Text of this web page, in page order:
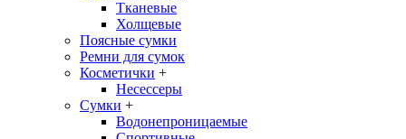
Тканевые
Холщевые
Поясные сумки
Ремни для сумок
Косметички +
Несессеры
Сумки +
Водонепроницаемые